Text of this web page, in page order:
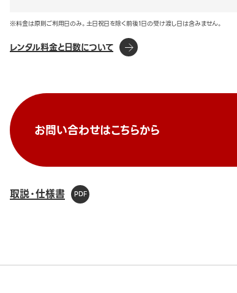
※料金は原則ご利用日のみ。土日祝日を除く前後1日の受け渡し日は含みません。
レンタル料金と日数について
お問い合わせはこちらから
取説・仕様書